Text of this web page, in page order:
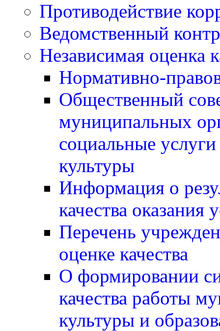
Противодействие
Ведомственный
Независимая оценка
Нормативно-
Общественный
муниципальных
социальные
культуры
Информация о
качества оказания
Перечень
оценке качества
О формировании
качества работы
культуры и